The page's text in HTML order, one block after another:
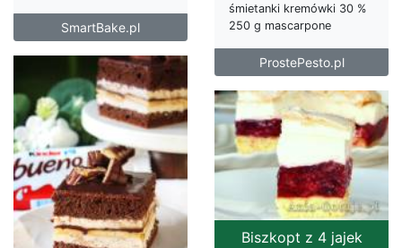
śmietanki kremówki 30 %
250 g mascarpone
ProstePesto.pl
SmartBake.pl
Biszkopt z 4 jajek